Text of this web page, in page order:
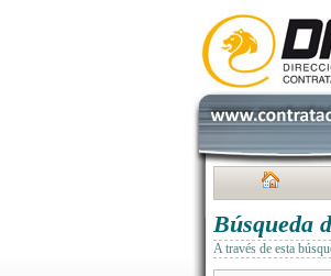
Búsqueda
A través de esta